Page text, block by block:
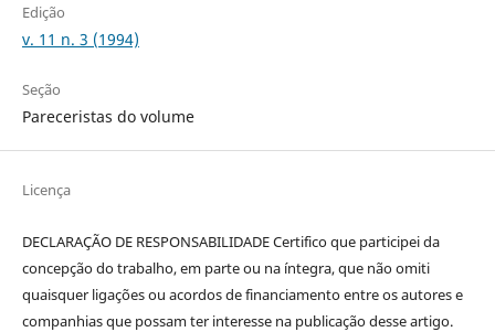
Edição
v. 11 n. 3 (1994)
Seção
Pareceristas do volume
Licença
DECLARAÇÃO DE RESPONSABILIDADE Certifico que participei da
concepção do trabalho, em parte ou na íntegra, que não omiti
quaisquer ligações ou acordos de financiamento entre os autores e
companhias que possam ter interesse na publicação desse artigo.